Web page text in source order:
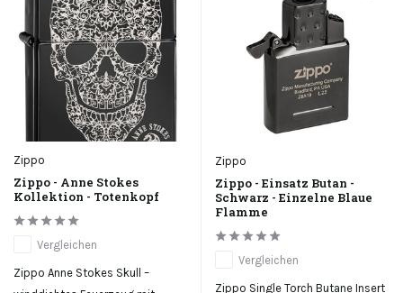
Zippo
Zippo - Anne Stokes
Kollektion - Totenkopf
Vergleichen
Zippo Anne Stokes Skull –
Zippo
Zippo - Einsatz Butan -
Schwarz - Einzelne Blaue
Flamme
Vergleichen
Zippo Single Torch Butane Insert